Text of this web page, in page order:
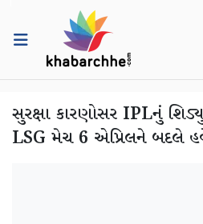
સુરક્ષા કારણોસર IPLનું
LSG મેચ 6 એપ્રિલને બદલે